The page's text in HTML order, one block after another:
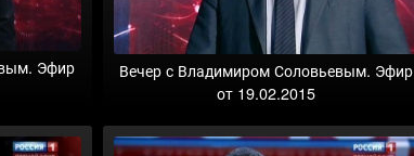
Эфир
Вечер с Владимиром Соловьевым. Эфир
от 19.02.2015